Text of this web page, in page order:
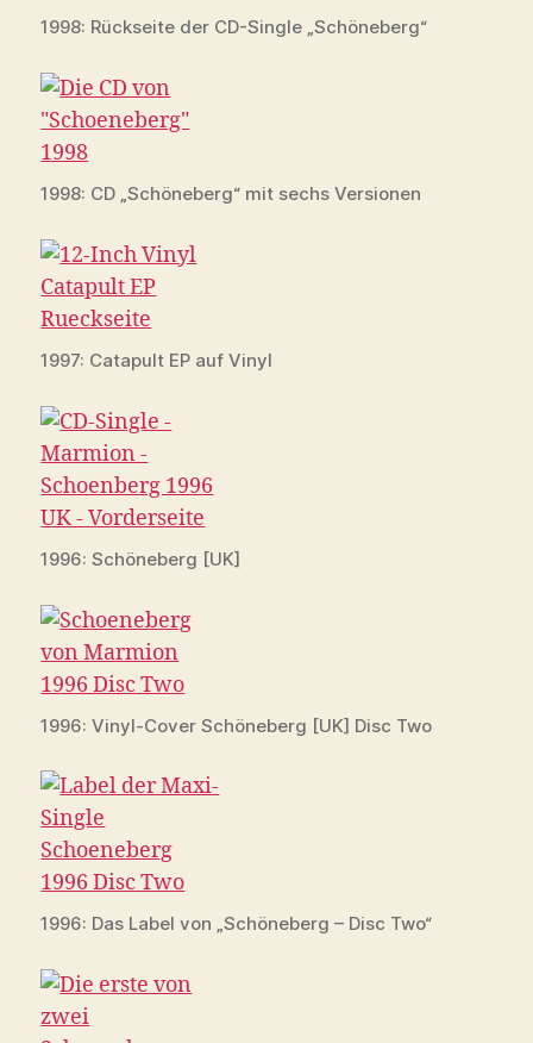
1998: Rückseite der CD-Single „Schöneberg“
1998: CD „Schöneberg“ mit sechs Versionen
1997: Catapult EP auf Vinyl
1996: Schöneberg [UK]
1996: Vinyl-Cover Schöneberg [UK] Disc Two
1996: Das Label von „Schöneberg – Disc Two“